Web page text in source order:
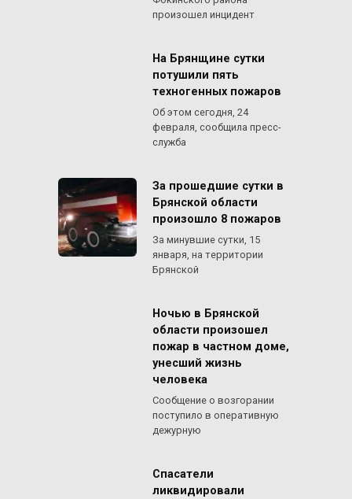
произошел инцидент
На Брянщине сутки
потушили пять
техногенных пожаров
Об этом сегодня, 24
февраля, сообщила пресс-
служба
За прошедшие сутки в
Брянской области
произошло 8 пожаров
За минувшие сутки, 15
января, на территории
Брянской
Ночью в Брянской
области произошел
пожар в частном доме,
унесший жизнь
человека
Сообщение о возгорании
поступило в оперативную
дежурную
Спасатели
ликвидировали